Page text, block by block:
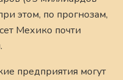
этом, по прогнозам,
Мехико почти
предприятия могут